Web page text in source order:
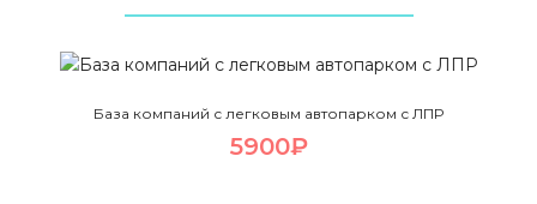
База компаний с легковым автопарком с ЛПР
5900₽